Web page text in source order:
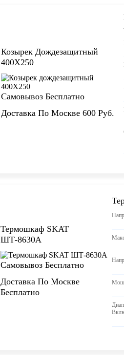
Козырек Дождезащитный
400Х250
Самовывоз Бесплатно
Доставка По Москве 600 Руб.
Термошкаф SKAT
ШТ-8630А
Самовывоз Бесплатно
Доставка По Москве
Бесплатно